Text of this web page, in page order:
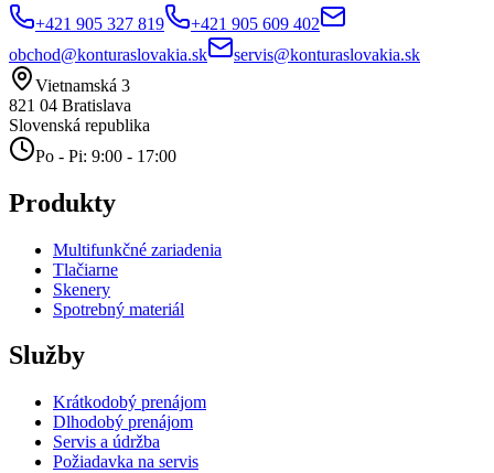
+421 905 327 819
+421 905 609 402
obchod@konturaslovakia.sk
servis@konturaslovakia.sk
Vietnamská 3
821 04 Bratislava
Slovenská republika
Po - Pi: 9:00 - 17:00
Produkty
Multifunkčné zariadenia
Tlačiarne
Skenery
Spotrebný materiál
Služby
Krátkodobý prenájom
Dlhodobý prenájom
Servis a údržba
Požiadavka na servis